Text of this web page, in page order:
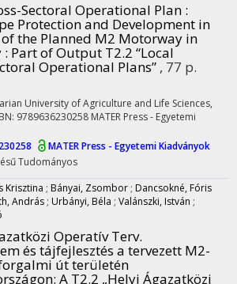
Sectoral Operational Plan :
Protection and Development in
the Planned M2 Motorway in
Part of Output T2.2 “Local
Operational Plans” , 77 p.
University of Agriculture and Life Sciences,
9789636230258 MATER Press - Egyetemi
MATER Press - Egyetemi Kiadványok
Tudományos
Krisztina ; Bányai, Zsombor ; Dancsokné, Fóris
András ; Urbányi, Béla ; Valánszki, István ;
Operatív Terv.
és tájfejlesztés a tervezett M2-
út területén
: A T2.2 „Helyi Ágazatközi